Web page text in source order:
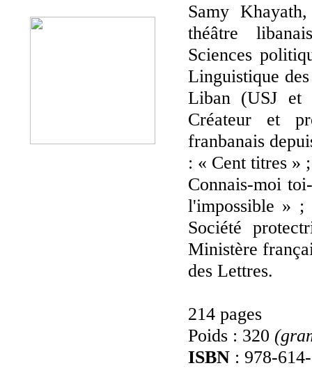
Samy
théâtre
Sciences
Linguistique
Liban (USJ et
Créateur et
franbanais
: « Cent titres »
Connais-moi
l'impossible » ;
Société
Ministère
des Lettres.
214 pages
Poids : 320
ISBN : 978-